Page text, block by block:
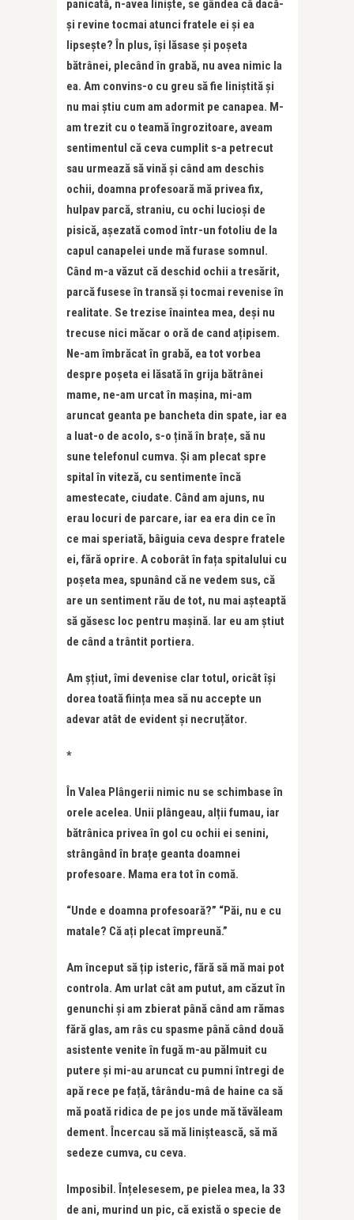
panicată, n-avea liniște, se gândea că dacă-
și revine tocmai atunci fratele ei și ea
lipsește? În plus, își lăsase și poșeta
bătrânei, plecând în grabă, nu avea nimic la
ea. Am convins-o cu greu să fie liniștită și
nu mai știu cum am adormit pe canapea. M-
am trezit cu o teamă îngrozitoare, aveam
sentimentul că ceva cumplit s-a petrecut
sau urmează să vină și când am deschis
ochii, doamna profesoară mă privea fix,
hulpav parcă, straniu, cu ochi lucioși de
pisică, așezată comod într-un fotoliu de la
capul canapelei unde mă furase somnul.
Când m-a văzut că deschid ochii a tresărit,
parcă fusese în transă și tocmai revenise în
realitate. Se trezise înaintea mea, deși nu
trecuse nici măcar o oră de cand ațipisem.
Ne-am îmbrăcat în grabă, ea tot vorbea
despre poșeta ei lăsată în grija bătrânei
mame, ne-am urcat în mașina, mi-am
aruncat geanta pe bancheta din spate, iar ea
a luat-o de acolo, s-o țină în brațe, să nu
sune telefonul cumva. Și am plecat spre
spital în viteză, cu sentimente încă
amestecate, ciudate. Când am ajuns, nu
erau locuri de parcare, iar ea era din ce în
ce mai speriată, bâiguia ceva despre fratele
ei, fără oprire. A coborât în fața spitalului cu
poșeta mea, spunând că ne vedem sus, că
are un sentiment rău de tot, nu mai așteaptă
să găsesc loc pentru mașină. Iar eu am știut
de când a trântit portiera.
Am șțiut, îmi devenise clar totul, oricât își
dorea toată ființa mea să nu accepte un
adevar atât de evident și necruțător.
*
În Valea Plângerii nimic nu se schimbase în
orele acelea. Unii plângeau, alții fumau, iar
bătrânica privea în gol cu ochii ei senini,
strângând în brațe geanta doamnei
profesoare. Mama era tot în comă.
“Unde e doamna profesoară?” “Păi, nu e cu
matale? Că ați plecat împreună.”
Am început să țip isteric, fără să mă mai pot
controla. Am urlat cât am putut, am căzut în
genunchi și am zbierat până când am rămas
fără glas, am râs cu spasme până când două
asistente venite în fugă m-au pălmuit cu
putere și mi-au aruncat cu pumni întregi de
apă rece pe față, târându-mâ de haine ca să
mă poată ridica de pe jos unde mă tăvăleam
dement. Încercau să mă liniștească, să mă
sedeze cumva, cu ceva.
Imposibil. Înțelesesem, pe pielea mea, la 33
de ani, murind un pic, că există o specie de